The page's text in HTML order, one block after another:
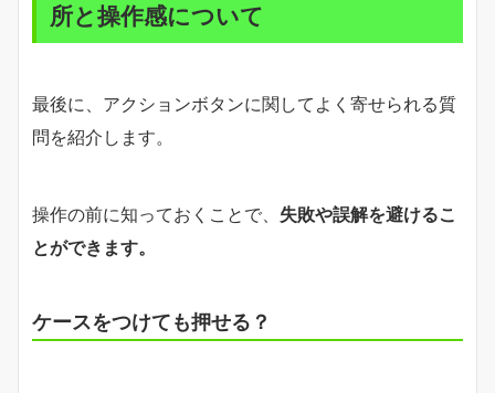
所と操作感について
最後に、アクションボタンに関してよく寄せられる質
問を紹介します。
操作の前に知っておくことで、 失敗や誤解を避けるこ
とができます。
ケースをつけても押せる？